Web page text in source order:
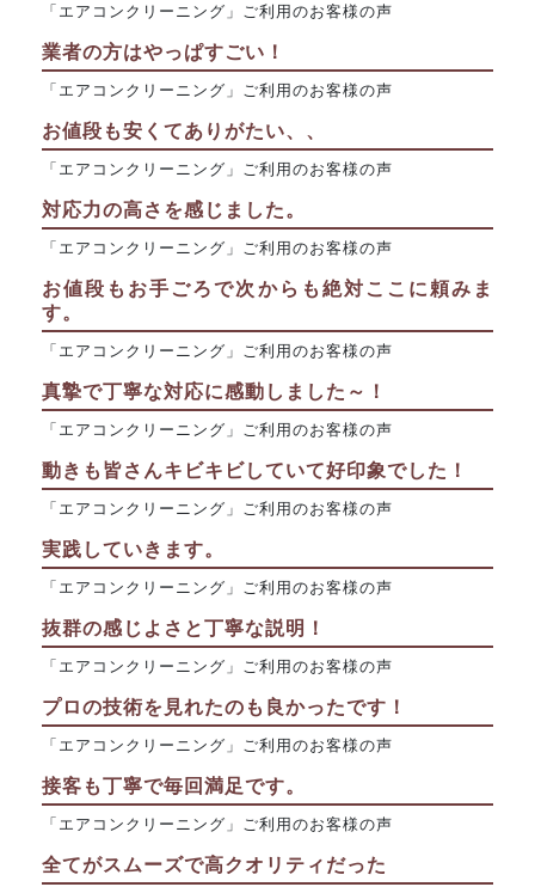
「エアコンクリーニング」ご利用のお客様の声
業者の方はやっぱすごい！
「エアコンクリーニング」ご利用のお客様の声
お値段も安くてありがたい、、
「エアコンクリーニング」ご利用のお客様の声
対応力の高さを感じました。
「エアコンクリーニング」ご利用のお客様の声
お値段もお手ごろで次からも絶対ここに頼みま
す。
「エアコンクリーニング」ご利用のお客様の声
真摯で丁寧な対応に感動しました～！
「エアコンクリーニング」ご利用のお客様の声
動きも皆さんキビキビしていて好印象でした！
「エアコンクリーニング」ご利用のお客様の声
実践していきます。
「エアコンクリーニング」ご利用のお客様の声
抜群の感じよさと丁寧な説明！
「エアコンクリーニング」ご利用のお客様の声
プロの技術を見れたのも良かったです！
「エアコンクリーニング」ご利用のお客様の声
接客も丁寧で毎回満足です。
「エアコンクリーニング」ご利用のお客様の声
全てがスムーズで高クオリティだった